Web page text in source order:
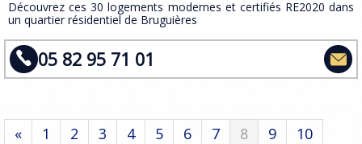
​Découvrez ces 30 logements modernes et certifiés RE2020 dans
un quartier résidentiel de Bruguières
05 82 95 71 01
« 1 2 3 4 5 6 7 8 9
10